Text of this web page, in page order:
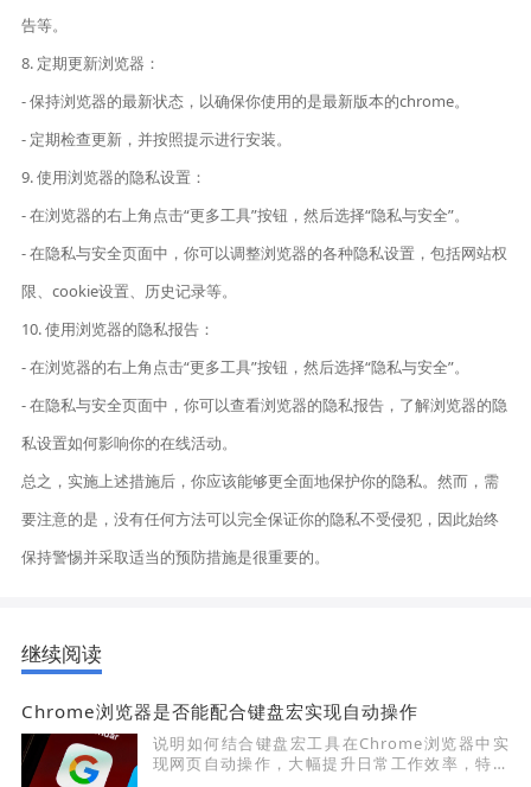
告等。
8. 定期更新浏览器：
- 保持浏览器的最新状态，以确保你使用的是最新版本的chrome。
- 定期检查更新，并按照提示进行安装。
9. 使用浏览器的隐私设置：
- 在浏览器的右上角点击“更多工具”按钮，然后选择“隐私与安全”。
- 在隐私与安全页面中，你可以调整浏览器的各种隐私设置，包括网站权
限、cookie设置、历史记录等。
10. 使用浏览器的隐私报告：
- 在浏览器的右上角点击“更多工具”按钮，然后选择“隐私与安全”。
- 在隐私与安全页面中，你可以查看浏览器的隐私报告，了解浏览器的隐
私设置如何影响你的在线活动。
总之，实施上述措施后，你应该能够更全面地保护你的隐私。然而，需
要注意的是，没有任何方法可以完全保证你的隐私不受侵犯，因此始终
保持警惕并采取适当的预防措施是很重要的。
继续阅读
Chrome浏览器是否能配合键盘宏实现自动操作
说明如何结合键盘宏工具在Chrome浏览器中实
现网页自动操作，大幅提升日常工作效率，特别